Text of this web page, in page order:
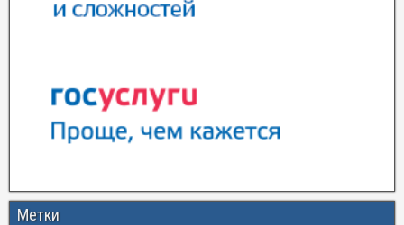
Метки